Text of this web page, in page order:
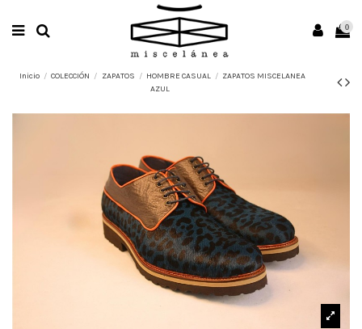
0
Inicio COLECCIÓN ZAPATOS HOMBRE CASUAL
ZAPATOS MISCELANEA
AZUL